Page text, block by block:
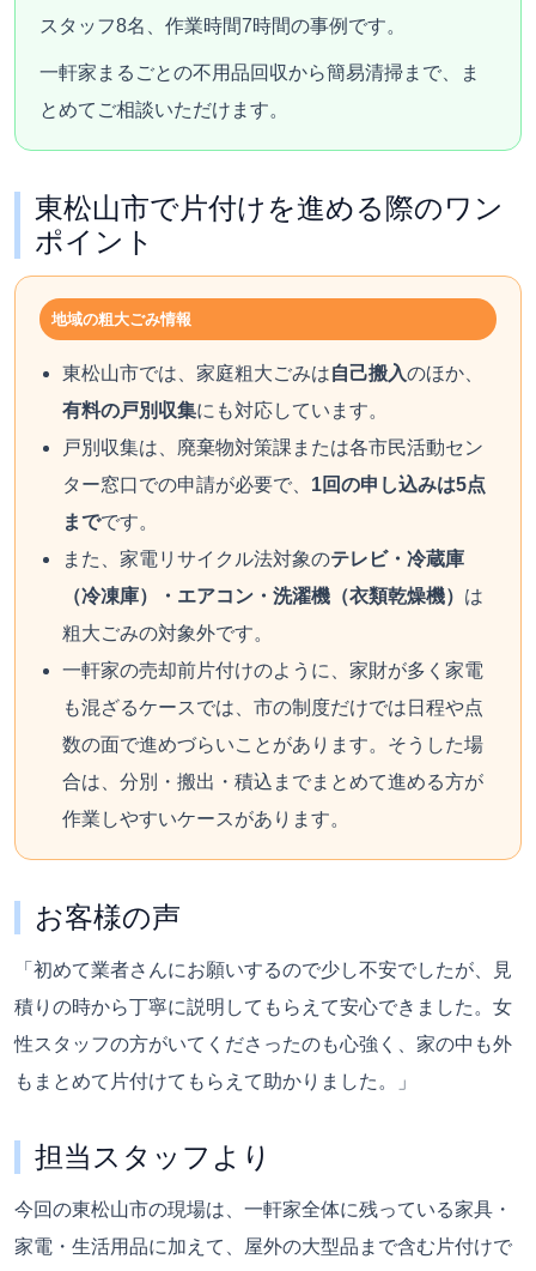
スタッフ8名、作業時間7時間の事例です。
一軒家まるごとの不用品回収から簡易清掃まで、ま
とめてご相談いただけます。
東松山市で片付けを進める際のワン
ポイント
地域の粗大ごみ情報
東松山市では、家庭粗大ごみは自己搬入のほか、
有料の戸別収集にも対応しています。
戸別収集は、廃棄物対策課または各市民活動セン
ター窓口での申請が必要で、 1回の申し込みは5点
までです。
また、家電リサイクル法対象のテレビ・冷蔵庫
（冷凍庫）・エアコン・洗濯機（衣類乾燥機） は
粗大ごみの対象外です。
一軒家の売却前片付けのように、家財が多く家電
も混ざるケースでは、市の制度だけでは日程や点
数の面で進めづらいことがあります。そうした場
合は、分別・搬出・積込までまとめて進める方が
作業しやすいケースがあります。
お客様の声
「初めて業者さんにお願いするので少し不安でしたが、見
積りの時から丁寧に説明してもらえて安心できました。女
性スタッフの方がいてくださったのも心強く、家の中も外
もまとめて片付けてもらえて助かりました。」
担当スタッフより
今回の東松山市の現場は、一軒家全体に残っている家具・
家電・生活用品に加えて、屋外の大型品まで含む片付けで